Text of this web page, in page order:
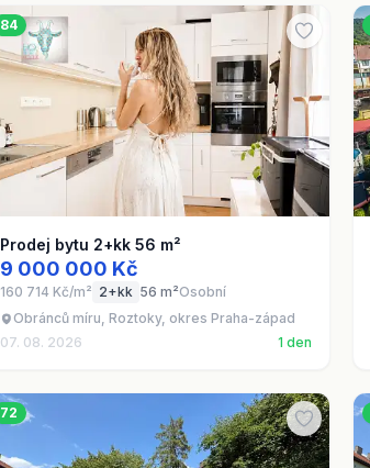
84
Prodej bytu 2+kk 56 m²
9 000 000 Kč
160 714 Kč/m² 2+kk 56 m²Osobní
Obránců míru, Roztoky, okres Praha-západ
07. 08. 2026
1 den
72